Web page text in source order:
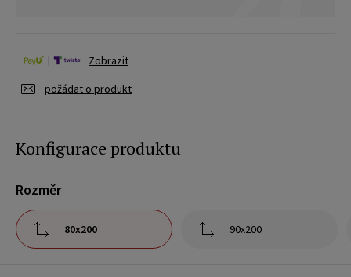
požádat o produkt
Zobrazit
Konfigurace produktu
Rozměr
80x200 90x200